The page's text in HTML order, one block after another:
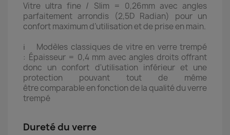
Vitre ultra fine / Slim = 0,26mm avec angles
parfaitement arrondis (2,5D Radian) pour un
confort maximum d’utilisation et de prise en main.
ℹ️ Modèles classiques de vitre en verre trempé
: Épaisseur = 0,4 mm avec angles droits offrant
donc un confort d'utilisation inférieur et une
protection pouvant tout de même
être comparable en fonction de la qualité du verre
trempé
Dureté du verre